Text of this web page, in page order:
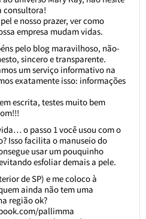
consultora!
e nosso prazer, ver como
empresa mudam vidas.
pelo blog maravilhoso, não-
sincero e transparente.
um serviço informativo na
exatamente isso: informações
escrita, testes muito bem
o passo 1 você usou com o
Isso facilita o manuseio do
usar um pouquinho
esfoliar demais a pele.
de SP) e me coloco à
ainda não tem uma
região ok?
pallimma